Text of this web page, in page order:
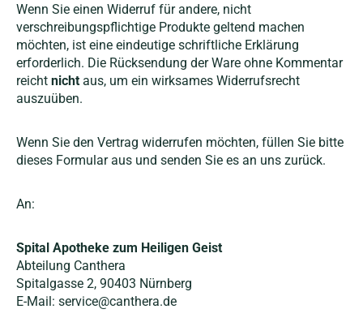
Wenn Sie einen Widerruf für andere, nicht
verschreibungspflichtige Produkte geltend machen
möchten, ist eine eindeutige schriftliche Erklärung
erforderlich. Die Rücksendung der Ware ohne Kommentar
reicht nicht aus, um ein wirksames Widerrufsrecht
auszuüben.
Wenn Sie den Vertrag widerrufen möchten, füllen Sie bitte
dieses Formular aus und senden Sie es an uns zurück.
An:
Spital Apotheke zum Heiligen Geist
Abteilung Canthera
Spitalgasse 2, 90403 Nürnberg
E-Mail: service@canthera.de